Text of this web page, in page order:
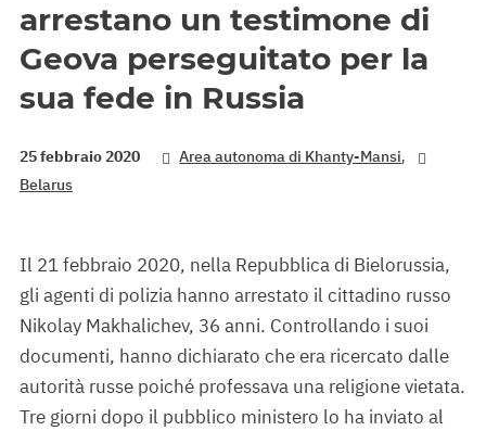
arrestano un testimone di
Geova perseguitato per la
sua fede in Russia
25 febbraio 2020 Area autonoma di Khanty-Mansi,
Belarus
Il 21 febbraio 2020, nella Repubblica di Bielorussia,
gli agenti di polizia hanno arrestato il cittadino russo
Nikolay Makhalichev, 36 anni. Controllando i suoi
documenti, hanno dichiarato che era ricercato dalle
autorità russe poiché professava una religione vietata.
Tre giorni dopo il pubblico ministero lo ha inviato al